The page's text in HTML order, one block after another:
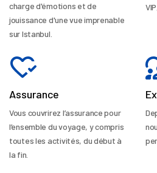
charge d'émotions et de
jouissance d'une vue imprenable
sur Istanbul.
Assurance
Vous couvrirez l’assurance pour
l’ensemble du voyage, y compris
toutes les activités, du début à
la fin.